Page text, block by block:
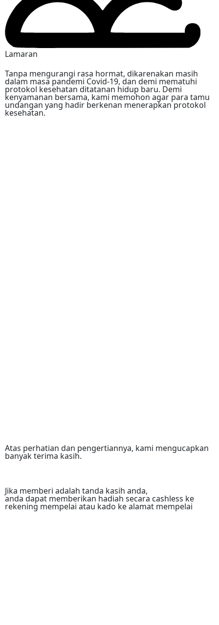
Lamaran
Tanpa mengurangi rasa hormat, dikarenakan masih
dalam masa pandemi Covid-19, dan demi mematuhi
protokol kesehatan ditatanan hidup baru. Demi
kenyamanan bersama, kami memohon agar para tamu
undangan yang hadir berkenan menerapkan protokol
kesehatan.
Atas perhatian dan pengertiannya, kami mengucapkan
banyak terima kasih.
Jika memberi adalah tanda kasih anda,
anda dapat memberikan hadiah secara cashless ke
rekening mempelai atau kado ke alamat mempelai